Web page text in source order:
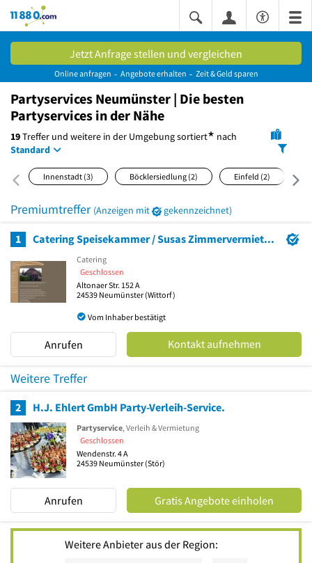
11880.com
Jetzt Anfrage stellen und vergleichen
Online anfragen Angebote erhalten Zeit & Geld sparen
Partyservices Neumünster | Die besten
Partyservices in der Nähe
19Treffer und weitere in der Umgebungsortiert* nach
Standard
Innenstadt (3) Böcklersiedlung (2) Einfeld (2)
Premiumtreffer (Anzeigen mit gekennzeichnet)
1 Catering Speisekammer / Susas Zimmervermietung.
Catering
Geschlossen
Altonaer Str. 152 A
24539 Neumünster(Wittorf)
Vom Inhaber bestätigt
Anrufen Kontakt aufnehmen
Weitere Treffer
2 H.J. Ehlert GmbH Party-Verleih-Service.
Partyservice, Verleih & Vermietung
Geschlossen
Wendenstr. 4 A
24539 Neumünster(Stör)
Anrufen Gratis Angebote einholen
Weitere Anbieter aus der Region: